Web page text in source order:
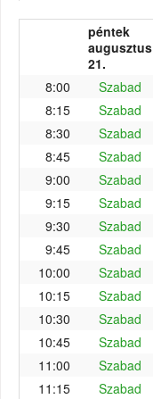
péntek
augusztus
21.
8:00
Szabad
8:15
Szabad
8:30
Szabad
8:45
Szabad
9:00
Szabad
9:15
Szabad
9:30
Szabad
9:45
Szabad
10:00
Szabad
10:15
Szabad
10:30
Szabad
10:45
Szabad
11:00
Szabad
11:15
Szabad